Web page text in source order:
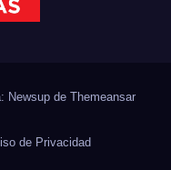
Newsup de Themeansar
de Privacidad